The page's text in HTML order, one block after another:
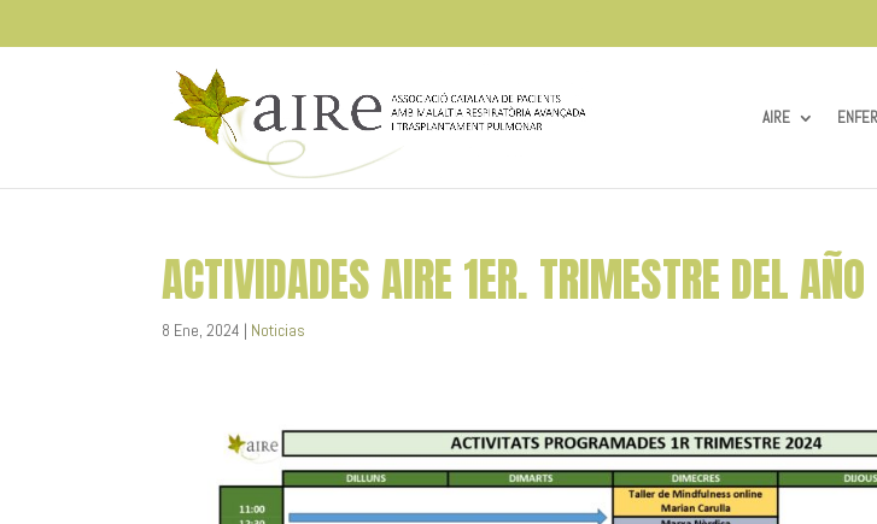
AIRE
ACTIVIDADES AIRE 1ER. TRIMESTRE DEL AÑO
8 Ene, 2024 | Noticias